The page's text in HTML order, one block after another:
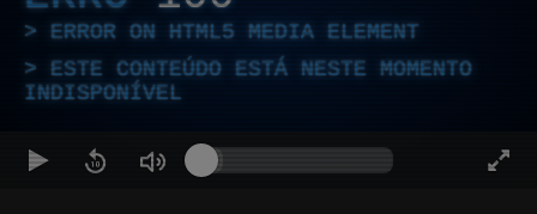
ERROR ON HTML5 MEDIA ELEMENT
ESTE CONTEÚDO ESTÁ NESTE MOMENTO
INDISPONÍVEL